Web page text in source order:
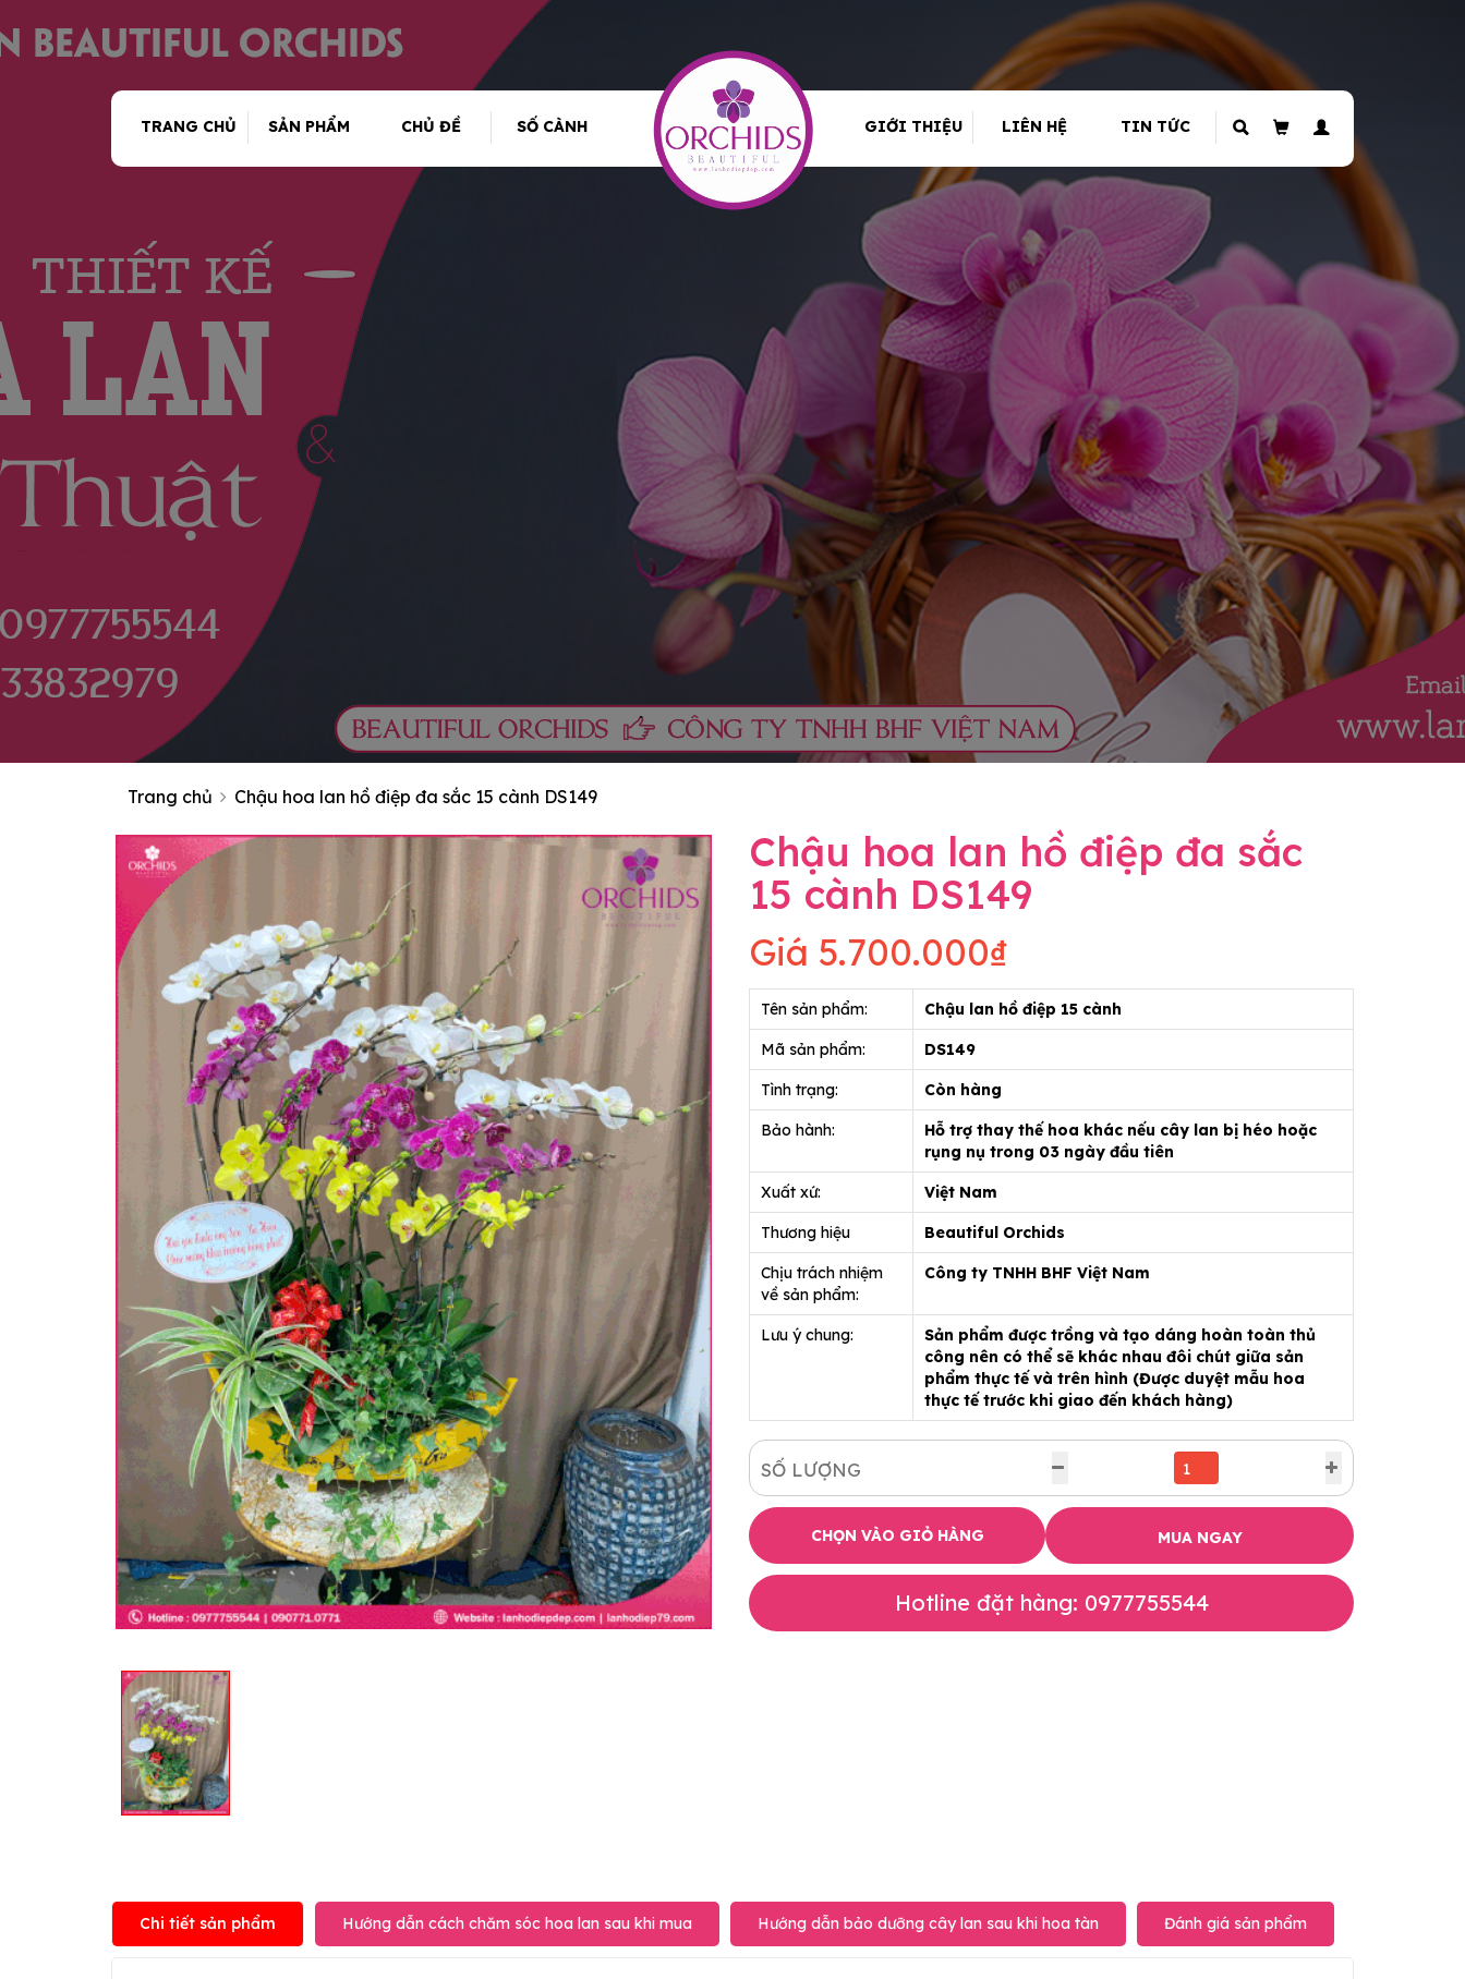
TRANG CHỦ SẢN PHẨM CHỦ ĐỀ SỐ CÀNH GIỚI THIỆU LIÊN HỆ TIN TỨC
Trang chủ Chậu hoa lan hồ điệp đa sắc 15 cành DS149
Chậu hoa lan hồ điệp đa sắc
15 cành DS149
Giá 5.700.000₫
Tên sản phẩm: Chậu lan hồ điệp 15 cành
Mã sản phẩm: DS149
Tình trạng: Còn hàng
Bảo hành:
Hỗ trợ thay thế hoa khác nếu cây lan bị héo hoặc
rụng nụ trong 03 ngày đầu tiên
Xuất xứ: Việt Nam
Thương hiệu Beautiful Orchids
Chịu trách nhiệm
về sản phẩm:
Công ty TNHH BHF Việt Nam
Lưu ý chung:
Sản phẩm được trồng và tạo dáng hoàn toàn thủ
công nên có thể sẽ khác nhau đôi chút giữa sản
phẩm thực tế và trên hình (Được duyệt mẫu hoa
thực tế trước khi giao đến khách hàng)
SỐ LƯỢNG
CHỌN VÀO GIỎ HÀNG MUA NGAY
Hotline đặt hàng: 0977755544
Chi tiết sản phẩm Hướng dẫn cách chăm sóc hoa lan sau khi mua Hướng dẫn bảo dưỡng cây lan sau khi hoa tàn Đánh giá sản phẩm